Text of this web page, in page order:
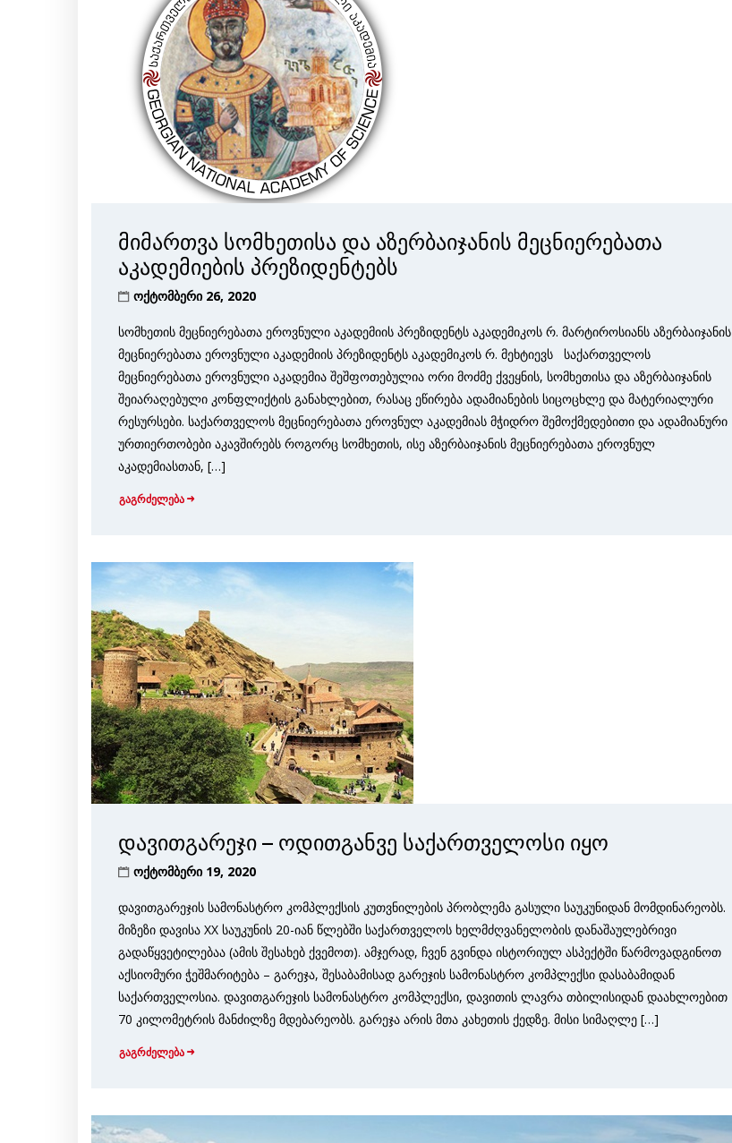
მიმართვა სომხეთისა და აზერბაიჯანის მეცნიერებათა
აკადემიების პრეზიდენტებს
ოქტომბერი 26, 2020
სომხეთის მეცნიერებათა ეროვნული აკადემიის პრეზიდენტს აკადემიკოს რ. მარტიროსიანს აზერბაიჯანის
მეცნიერებათა ეროვნული აკადემიის პრეზიდენტს აკადემიკოს რ. მეხტიევს საქართველოს
მეცნიერებათა ეროვნული აკადემია შეშფოთებულია ორი მოძმე ქვეყნის, სომხეთისა და აზერბაიჯანის
შეიარაღებული კონფლიქტის განახლებით, რასაც ეწირება ადამიანების სიცოცხლე და მატერიალური
რესურსები. საქართველოს მეცნიერებათა ეროვნულ აკადემიას მჭიდრო შემოქმედებითი და ადამიანური
ურთიერთობები აკავშირებს როგორც სომხეთის, ისე აზერბაიჯანის მეცნიერებათა ეროვნულ
აკადემიასთან, […]
გაგრძელება
დავითგარეჯი – ოდითგანვე საქართველოსი იყო
ოქტომბერი 19, 2020
დავითგარეჯის სამონასტრო კომპლექსის კუთვნილების პრობლემა გასული საუკუნიდან მომდინარეობს.
მიზეზი დავისა XX საუკუნის 20-იან წლებში საქართველოს ხელმძღვანელობის დანაშაულებრივი
გადაწყვეტილებაა (ამის შესახებ ქვემოთ). ამჯე­რად, ჩვენ გვინდა ისტორიულ ასპექტში წარმოვადგინოთ
აქსიომური ჭეშმარიტება – გარეჯა, შესაბამისად გარეჯის სამონასტრო კომპლექსი დასაბამიდან
საქართველოსია. დავითგარეჯის სამონასტრო კომპლექსი, დავითის ლავრა თბილისიდან დაახლო­ებით
70 კილომეტრის მანძილზე მდებარეობს. გარეჯა არის მთა კახეთის ქედზე. მისი სიმაღლე […]
გაგრძელება